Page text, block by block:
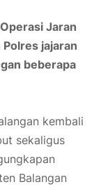
Jaran
jajaran
beberapa
kembali
sekaligus
Balangan